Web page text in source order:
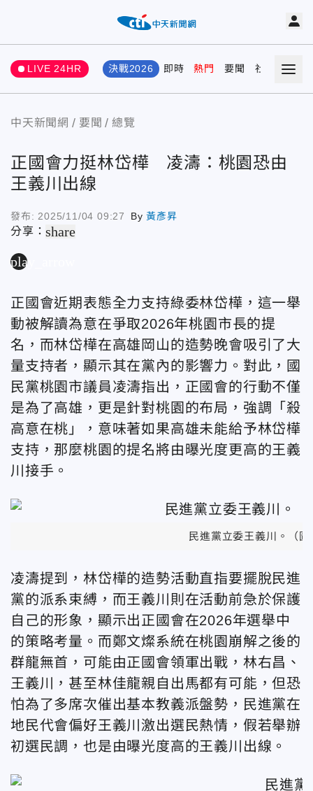
LIVE 24HR 決戰2026 即時 熱門 要聞 社會 娛樂
中天新聞網 要聞 總覽
正國會力挺林岱樺 凌濤：桃園恐由
王義川出線
發布: 2025/11/04 09:27 By黃彥昇
分享：share
play_arrow
正國會近期表態全力支持綠委林岱樺，這一舉
動被解讀為意在爭取2026年桃園市長的提
名，而林岱樺在高雄岡山的造勢晚會吸引了大
量支持者，顯示其在黨內的影響力。對此，國
民黨桃園市議員凌濤指出，正國會的行動不僅
是為了高雄，更是針對桃園的布局，強調「殺
高意在桃」，意味著如果高雄未能給予林岱樺
支持，那麼桃園的提名將由曝光度更高的王義
川接手。
民進黨立委王義川。（
凌濤提到，林岱樺的造勢活動直指要擺脫民進
黨的派系束縛，而王義川則在活動前急於保護
自己的形象，顯示出正國會在2026年選舉中
的策略考量。而鄭文燦系統在桃園崩解之後的
群龍無首，可能由正國會領軍出戰，林右昌、
王義川，甚至林佳龍親自出馬都有可能，但恐
怕為了多席次催出基本教義派盤勢，民進黨在
地民代會偏好王義川激出選民熱情，假若舉辦
初選民調，也是由曝光度高的王義川出線。